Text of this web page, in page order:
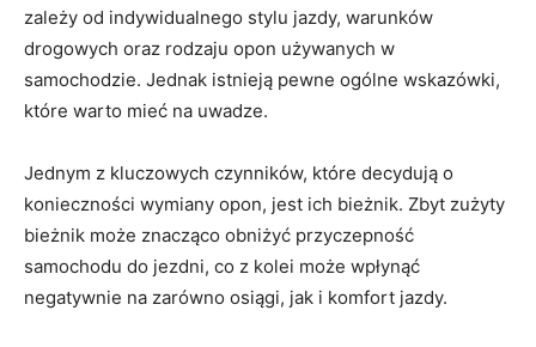
zależy od indywidualnego stylu jazdy, warunków⁣
drogowych oraz ⁣rodzaju opon używanych w
⁤samochodzie. Jednak‍ istnieją pewne ogólne wskazówki,
które warto mieć na uwadze.
Jednym z kluczowych czynników, które decydują ⁣o
konieczności⁤ wymiany opon, jest ich ‌bieżnik. Zbyt zużyty
bieżnik może znacząco obniżyć przyczepność
samochodu ⁣do ⁣jezdni, co‍ z kolei może wpłynąć
negatywnie na zarówno osiągi, jak i komfort jazdy.